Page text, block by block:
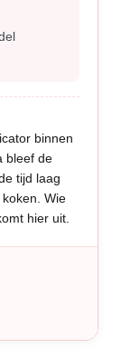
binnen
bleef de
tijd laag
Wie
hier uit.